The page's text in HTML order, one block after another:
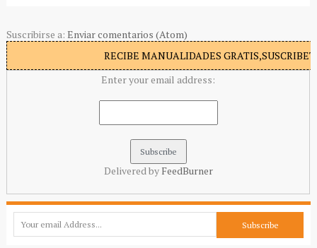
Suscribirse a: Enviar comentarios (Atom)
RECIBE MANUALIDADES
Enter your email address:
Delivered by FeedBurner